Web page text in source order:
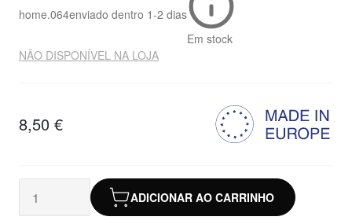
home.064enviado dentro 1-2 dias
Em stock
NÃO DISPONÍVEL NA LOJA
8,50 €
ADICIONAR AO CARRINHO